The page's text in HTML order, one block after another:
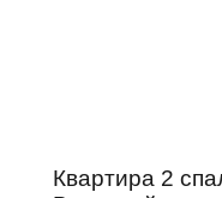
Квартира 2